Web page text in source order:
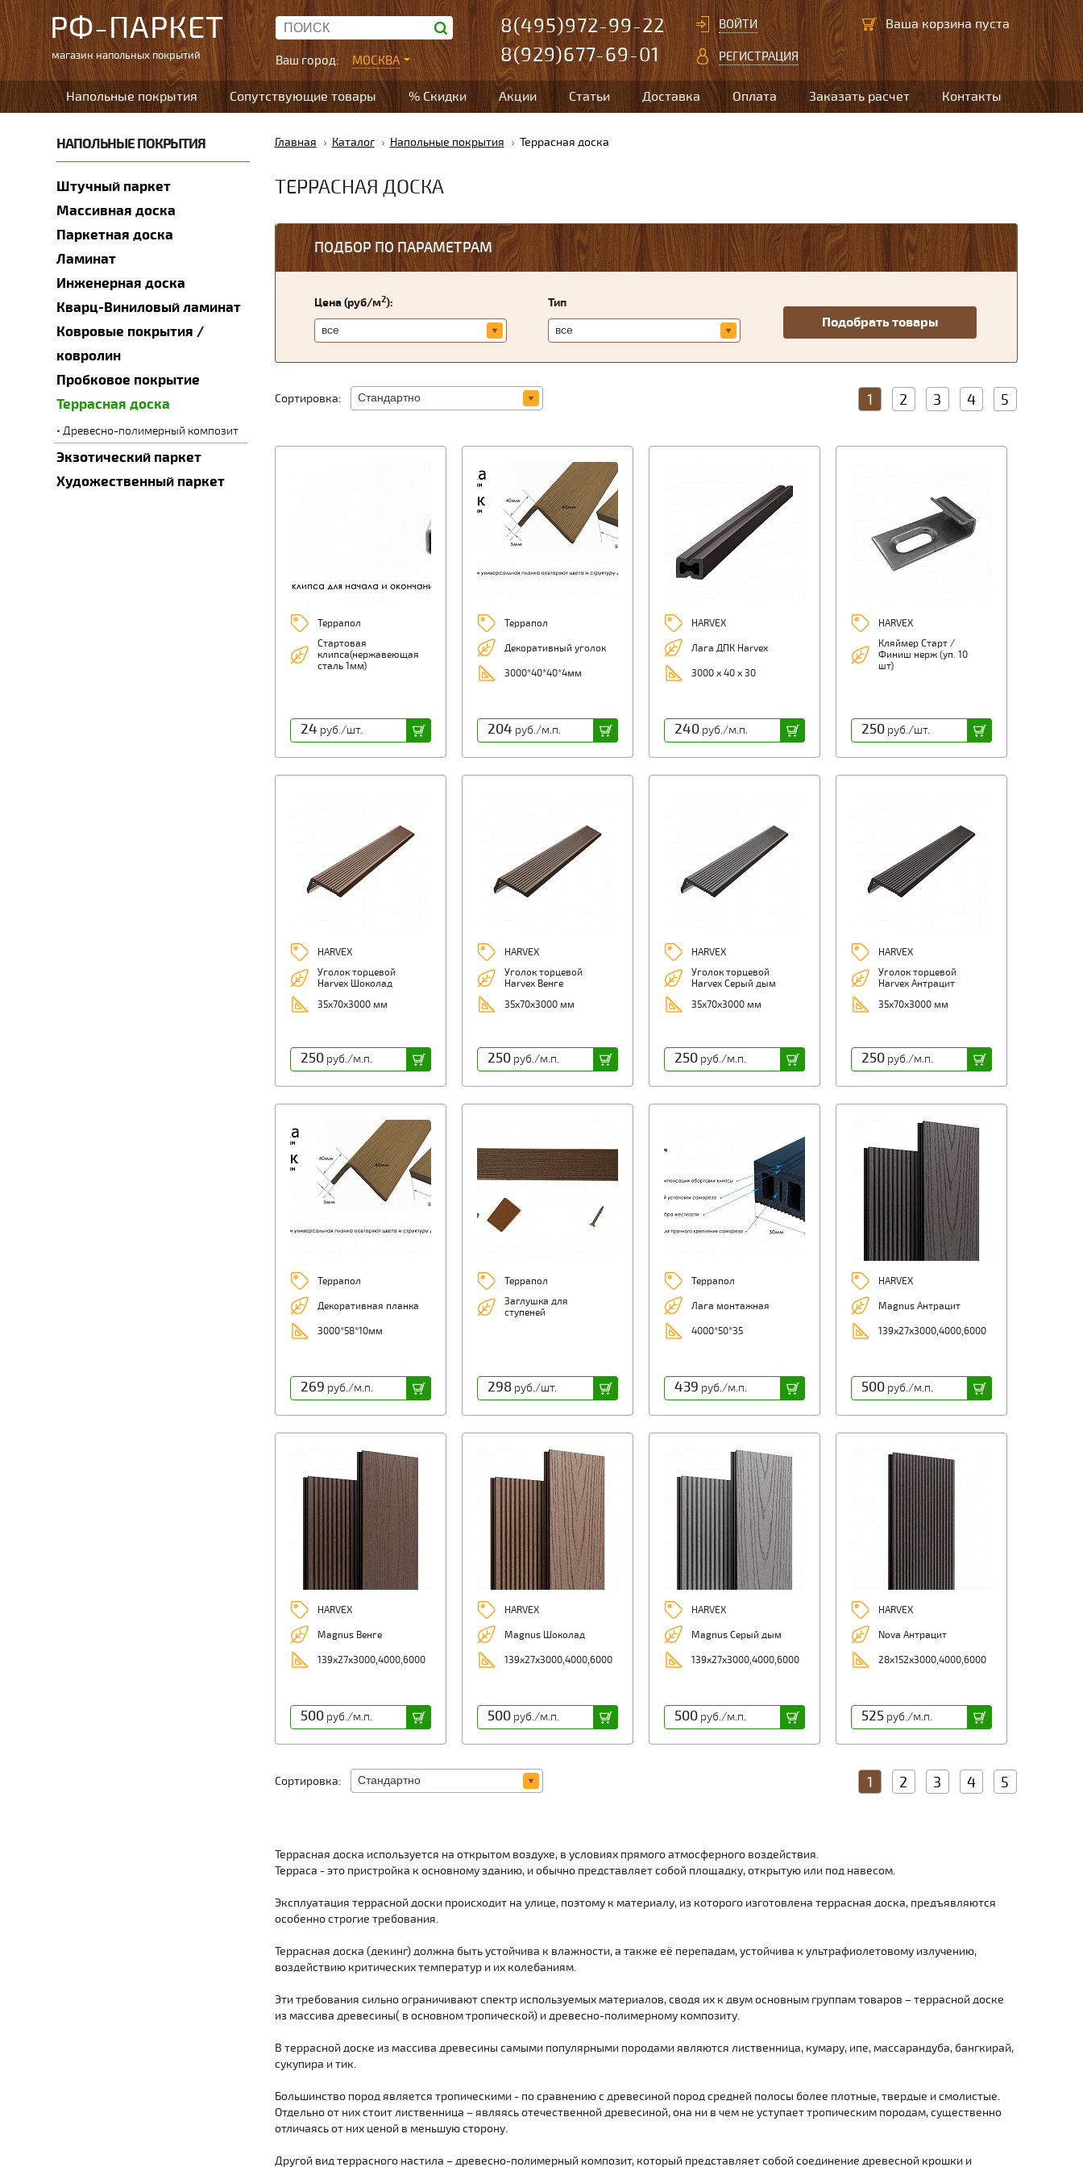
РФ-ПАРКЕТ
магазин напольных покрытий Ваш город: МОСКВА
8(495)972-99-22
8(929)677-69-01
ВОЙТИ
РЕГИСТРАЦИЯ
Ваша корзина пуста
Напольные покрытия Сопутствующие товары % Скидки Акции Статьи Доставка Оплата Заказать расчет Контакты
НАПОЛЬНЫЕ ПОКРЫТИЯ
Штучный паркет
Массивная доска
Паркетная доска
Ламинат
Инженерная доска
Кварц-Виниловый ламинат
Ковровые покрытия /
ковролин
Пробковое покрытие
Террасная доска
Древесно-полимерный композит
Экзотический паркет
Художественный паркет
Главная Каталог Напольные покрытия Террасная доска
ТЕРРАСНАЯ ДОСКА
ПОДБОР ПО ПАРАМЕТРАМ
Цена (руб/м2): Тип
Сортировка: 1 2 3 4 5
Террапол
Стартовая
клипса(нержавеющая
сталь 1мм)
24 руб./шт.
Террапол
Декоративный уголок
3000*40*40*4мм
204 руб./м.п.
HARVEX
Лага ДПК Harvex
3000 х 40 х 30
240руб./м.п.
HARVEX
Кляймер Старт /
Финиш нерж (уп. 10
шт)
250руб./шт.
HARVEX
Уголок торцевой
Harvex Шоколад
35х70х3000 мм
250руб./м.п.
HARVEX
Уголок торцевой
Harvex Венге
35х70х3000 мм
250руб./м.п.
HARVEX
Уголок торцевой
Harvex Серый дым
35х70х3000 мм
250руб./м.п.
HARVEX
Уголок торцевой
Harvex Антрацит
35х70х3000 мм
250руб./м.п.
Террапол
Декоративная планка
3000*58*10мм
269 руб./м.п.
Террапол
Заглушка для
ступеней
298руб./шт.
Террапол
Лага монтажная
4000*50*35
439 руб./м.п.
HARVEX
Magnus Антрацит
139х27х3000,4000,6000
500руб./м.п.
HARVEX
Magnus Венге
139х27х3000,4000,6000
500руб./м.п.
HARVEX
Magnus Шоколад
139х27х3000,4000,6000
500руб./м.п.
HARVEX
Magnus Серый дым
139х27х3000,4000,6000
500руб./м.п.
HARVEX
Nova Антрацит
28х152х3000,4000,6000
525руб./м.п.
Сортировка: 1 2 3 4 5
Террасная доска используется на открытом воздухе, в условиях прямого атмосферного воздействия.
Терраса - это пристройка к основному зданию, и обычно представляет собой площадку, открытую или под навесом.
Эксплуатация террасной доски происходит на улице, поэтому к материалу, из которого изготовлена террасная доска, предъявляются
особенно строгие требования.
Террасная доска (декинг) должна быть устойчива к влажности, а также её перепадам, устойчива к ультрафиолетовому излучению,
воздействию критических температур и их колебаниям.
Эти требования сильно ограничивают спектр используемых материалов, сводя их к двум основным группам товаров – террасной доске
из массива древесины( в основном тропической) и древесно-полимерному композиту.
В террасной доске из массива древесины самыми популярными породами являются лиственница, кумару, ипе, массарандуба, бангкирай,
сукупира и тик.
Большинство пород является тропическими - по сравнению с древесиной пород средней полосы более плотные, твердые и смолистые.
Отдельно от них стоит лиственница – являясь отечественной древесиной, она ни в чем не уступает тропическим породам, существенно
отличаясь от них ценой в меньшую сторону.
Другой вид террасного настила – древесно-полимерный композит, который представляет собой соединение древесной крошки и